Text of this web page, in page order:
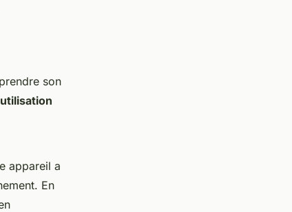
son
utilisation
appareil a
En